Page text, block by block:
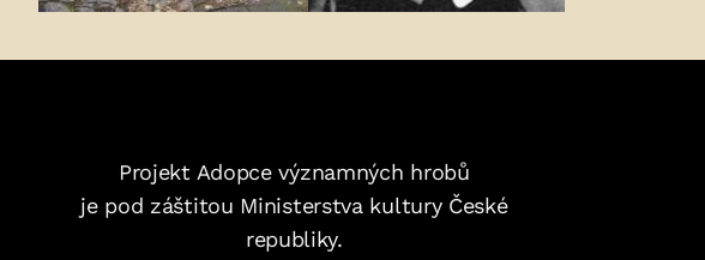
Projekt Adopce významných hrobů
je pod záštitou Ministerstva kultury České
republiky.